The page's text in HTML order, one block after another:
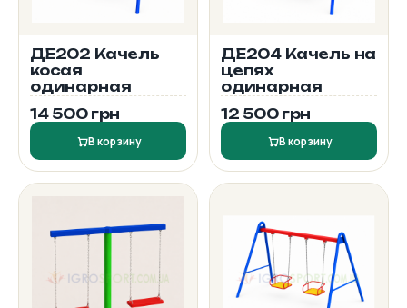
ДЕ202 Качель
косая
одинарная
14 500 грн
В корзину
ДЕ204 Качель на
цепях
одинарная
12 500 грн
В корзину